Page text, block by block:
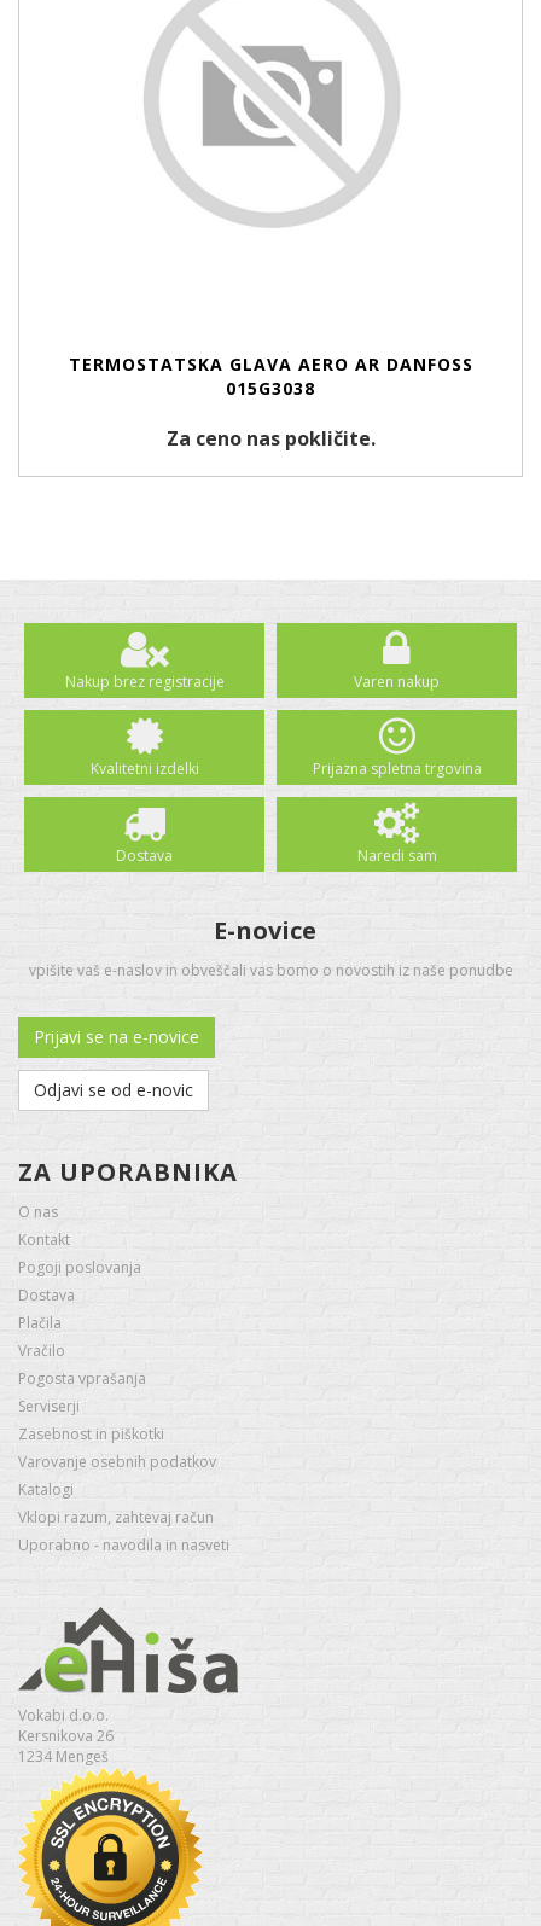
TERMOSTATSKA GLAVA AERO AR DANFOSS
015G3038
Za ceno nas pokličite.
Nakup brez registracije Varen nakup
Kvalitetni izdelki Prijazna spletna trgovina
Dostava Naredi sam
E-novice
vpišite vaš e-naslov in obveščali vas bomo o novostih iz naše ponudbe
Prijavi se na e-novice
Odjavi se od e-novic
ZA UPORABNIKA
O nas
Kontakt
Pogoji poslovanja
Dostava
Plačila
Vračilo
Pogosta vprašanja
Serviserji
Zasebnost in piškotki
Varovanje osebnih podatkov
Katalogi
Vklopi razum, zahtevaj račun
Uporabno - navodila in nasveti
Vokabi d.o.o.
Kersnikova 26
1234 Mengeš